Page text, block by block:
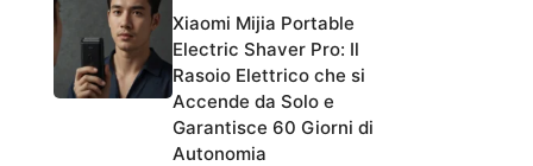
Xiaomi Mijia Portable
Electric Shaver Pro: Il
Rasoio Elettrico che si
Accende da Solo e
Garantisce 60 Giorni di
Autonomia